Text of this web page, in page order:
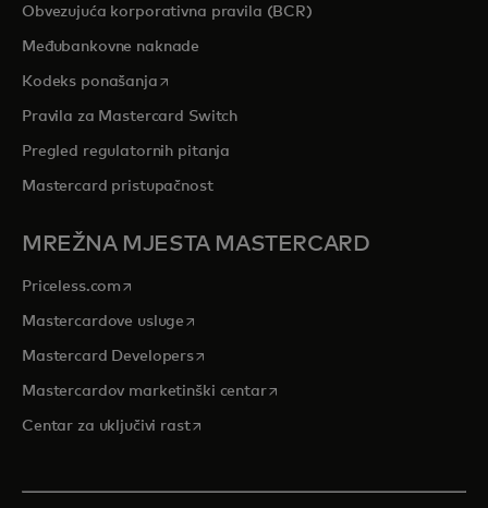
Obvezujuća korporativna pravila (BCR)
Međubankovne naknade
Kodeks ponašanjaopens in a new tab
Pravila za Mastercard Switch
Pregled regulatornih pitanja
Mastercard pristupačnost
MREŽNA MJESTA MASTERCARD
Priceless.com opens in a new tab
Mastercardove usluge opens in a new tab
Mastercard Developersopens in a new tab
Mastercardov marketinški centaropens in a new tab
Centar za uključivi rastopens in a new tab